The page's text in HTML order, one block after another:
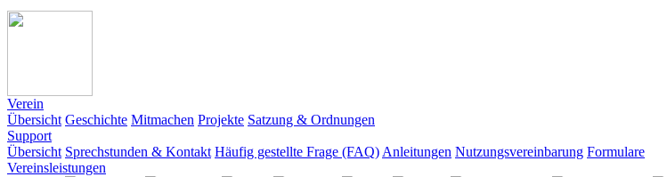
Verein
Übersicht Geschichte Mitmachen Projekte Satzung & Ordnungen
Support
Übersicht Sprechstunden & Kontakt Häufig gestellte Frage (FAQ) Anleitungen Nutzungsvereinbarung Formulare
Vereinsleistungen